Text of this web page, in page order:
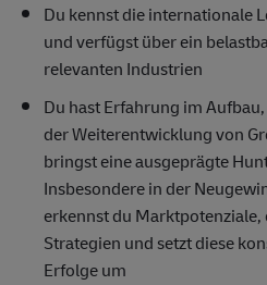
Du kennst die internationale
und verfügst über ein
relevanten Industrien
Du hast Erfahrung im
der Weiterentwicklung von
bringst eine ausgeprägte
Insbesondere in der
erkennst du
Strategien und setzt diese
Erfolge um